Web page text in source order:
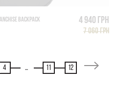
BACKPACK
4 940 грн
7 060 грн
4 ... 11 12